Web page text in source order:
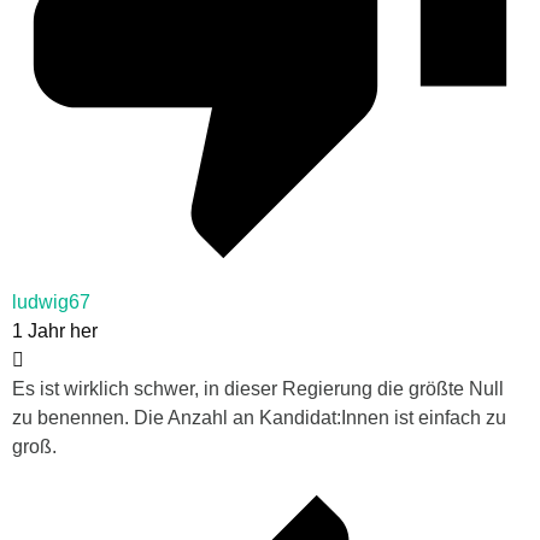
ludwig67
1 Jahr her
Es ist wirklich schwer, in dieser Regierung die größte Null
zu benennen. Die Anzahl an Kandidat:Innen ist einfach zu
groß.